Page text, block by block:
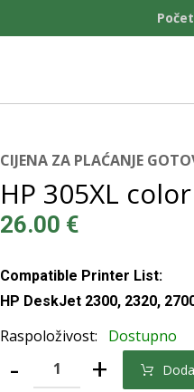
CIJENA ZA PLAĆANJE
HP 305XL
26.00 €
Compatible Printer List:
HP DeskJet 2300, 2320,
Raspoloživost: Dostupno
- +